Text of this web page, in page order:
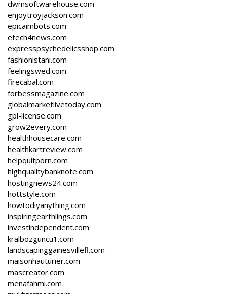
dwmsoftwarehouse.com
enjoytroyjackson.com
epicaimbots.com
etech4news.com
expresspsychedelicsshop.com
fashionistani.com
feelingswed.com
firecabal.com
forbessmagazine.com
globalmarketlivetoday.com
gpl-license.com
grow2every.com
healthhousecare.com
healthkartreview.com
helpquitporn.com
highqualitybanknote.com
hostingnews24.com
hottstyle.com
howtodiyanything.com
inspiringearthlings.com
investindependent.com
kralbozguncu1.com
landscapinggainesvillefl.com
maisonhauturier.com
mascreator.com
menafahmi.com